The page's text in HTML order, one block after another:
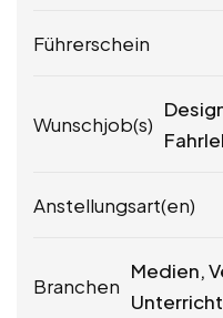
Führerschein
Wunschjob(s)
Anstellungsart(en)
Branchen
Medien,
Unterricht